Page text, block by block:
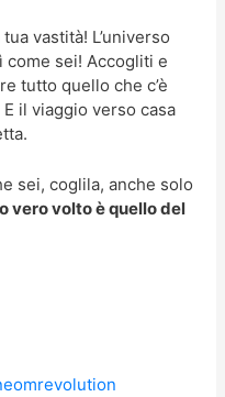
vastità! L’universo
sei! Accogliti e
tutto quello che c’è
il viaggio verso casa
sei, coglila, anche solo
vero volto è quello del